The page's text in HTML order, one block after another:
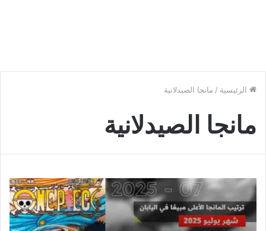
الرئيسية / مانجا الصيدلانية
مانجا الصيدلانية